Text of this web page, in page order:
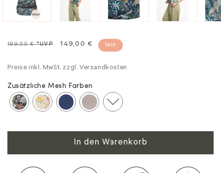
Normalpreis
199,00 €*UVP Sale
149,00 € Sale
Preise inkl. MwSt. zzgl. Versandkosten
Zusätzliche Mesh Farben
In den Warenkorb